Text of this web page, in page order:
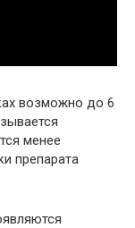
возможно до 6
менее
препарата